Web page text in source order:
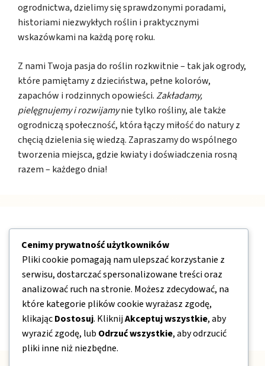
ogrodnictwa, dzielimy się sprawdzonymi poradami,
historiami niezwykłych roślin i praktycznymi
wskazówkami na każdą porę roku.
Z nami Twoja pasja do roślin rozkwitnie – tak jak ogrody,
które pamiętamy z dzieciństwa, pełne kolorów,
zapachów i rodzinnych opowieści.Zakładamy,
pielęgnujemy i rozwijamynie tylko rośliny, ale także
ogrodniczą społeczność, która łączy miłość do natury z
chęcią dzielenia się wiedzą. Zapraszamy do wspólnego
tworzenia miejsca, gdzie kwiaty i doświadczenia rosną
razem – każdego dnia!
Nawigacja
O nas
Kontakt
Mapa strony
Polityka prywatności
Cenimy prywatność użytkowników
Pliki cookie pomagają nam ulepszać korzystanie z
serwisu, dostarczać spersonalizowane treści oraz
analizować ruch na stronie. Możesz zdecydować, na
które kategorie plików cookie wyrażasz zgodę,
klikającDostosuj. KliknijAkceptuj wszystkie, aby
wyrazić zgodę, lub Odrzuć wszystkie, aby odrzucić
pliki inne niż niezbędne.